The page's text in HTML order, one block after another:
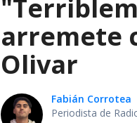
arremete
Olivar
Fabián Corrotea
Periodista de